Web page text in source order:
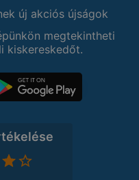
új akciós újságok
megtekintheti
kiskereskedőt.